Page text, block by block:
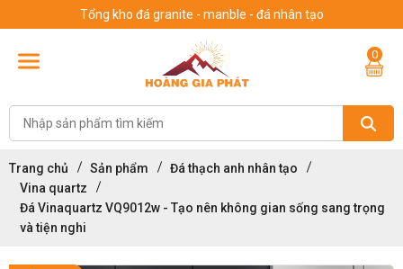
Tổng kho đá granite - manble - đá nhân tạo
0
Trang chủ Sản phẩm
Đá thạch anh nhân tạo
Vina quartz
Đá Vinaquartz VQ9012w - Tạo nên không gian sống sang trọng
và tiện nghi